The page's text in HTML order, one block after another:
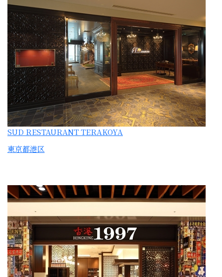
SUD RESTAURANT TERAKOYA
東京都港区
香港1997 大手町店
東京都千代田区